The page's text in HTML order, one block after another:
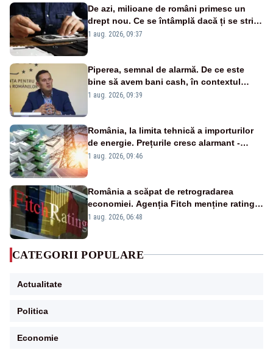
De azi, milioane de români primesc un
drept nou. Ce se întâmplă dacă ți se strică
un produs
1 aug. 2026, 09:37
Piperea, semnal de alarmă. De ce este
bine să avem bani cash, în contextul
alertei energetice?
1 aug. 2026, 09:39
România, la limita tehnică a importurilor
de energie. Prețurile cresc alarmant -
Analiză Realitatea Plus
1 aug. 2026, 09:46
România a scăpat de retrogradarea
economiei. Agenția Fitch menține ratingul
„BBB-” cu perspectivă negativă
1 aug. 2026, 06:48
CATEGORII POPULARE
Actualitate
Politica
Economie